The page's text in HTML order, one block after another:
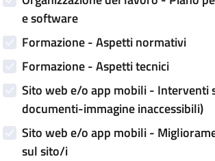
e software
Formazione - Aspetti normativi
Formazione - Aspetti tecnici
Sito web e/o app mobili - Interventi
documenti-immagine inaccessibili)
Sito web e/o app mobili -
sul sito/i